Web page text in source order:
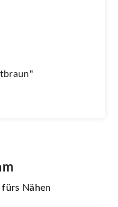
fürs Nähen